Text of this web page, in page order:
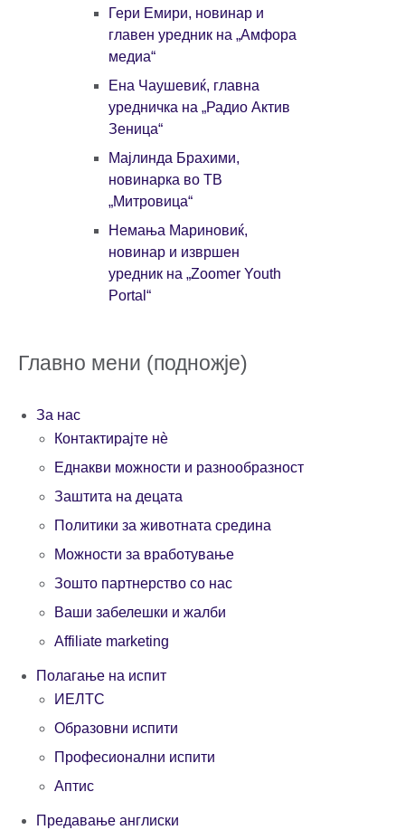
Гери Емири, новинар и
главен уредник на „Амфора
медиа“
Ена Чаушевиќ, главна
уредничка на „Радио Актив
Зеница“
Мајлинда Брахими,
новинарка во ТВ
„Митровица“
Немања Мариновиќ,
новинар и извршен
уредник на „Zoomer Youth
Portal“
Главно мени (подножје)
За нас
Контактирајте нè
Еднакви можности и разнообразност
Заштита на децата
Политики за животната средина
Можности за вработување
Зошто партнерство со нас
Ваши забелешки и жалби
Affiliate marketing
Полагање на испит
ИЕЛТС
Образовни испити
Професионални испити
Aптис
Предавање англиски